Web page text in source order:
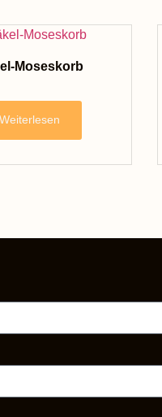
Moseskorb
Weiterlesen